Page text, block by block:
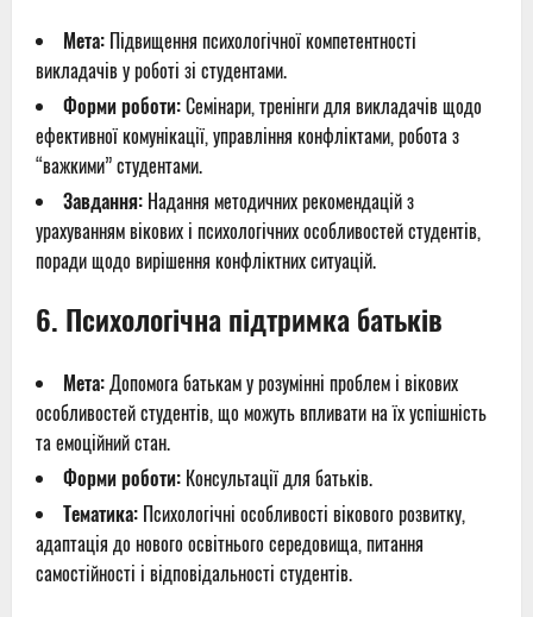
Мета: Підвищення психологічної компетентності
викладачів у роботі зі студентами.
Форми роботи:Семінари, тренінги для викладачів щодо
ефективної комунікації, управління конфліктами, робота з
“важкими” студентами.
Завдання: Надання методичних рекомендацій з
урахуванням вікових і психологічних особливостей студентів,
поради щодо вирішення конфліктних ситуацій.
6. Психологічна підтримка батьків
Мета:Допомога батькам у розумінні проблем і вікових
особливостей студентів, що можуть впливати на їх успішність
та емоційний стан.
Форми роботи: Консультації для батьків.
Тематика: Психологічні особливості вікового розвитку,
адаптація до нового освітнього середовища, питання
самостійності і відповідальності студентів.